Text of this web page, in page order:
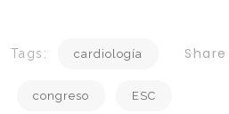
Tags: cardiología
congreso ESC
Share